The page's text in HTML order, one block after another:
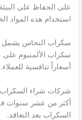
على الحفاظ على
استخدام هذه المواد
سكراب النحاس يشمل
سكراب الألمنيوم
أسعاراً تنافسية للعملاء.
شركات شراء السكراب
أكثر من عشر سنوات
السكراب بعد التعاقد.